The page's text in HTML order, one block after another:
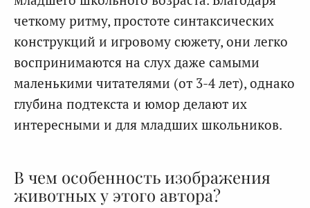
четкому ритму, простоте синтаксических
конструкций и игровому сюжету, они легко
воспринимаются на слух даже самыми
маленькими читателями (от 3-4 лет), однако
глубина подтекста и юмор делают их
интересными и для младших школьников.
В чем особенность изображения
животных у этого автора?